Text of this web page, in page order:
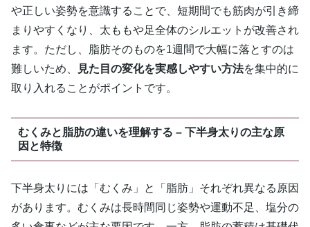
や正しい姿勢を意識することで、短期間でも筋肉が引き締
まりやすくなり、太ももや足全体のシルエットが改善され
ます。ただし、脂肪そのものを1週間で大幅に落とすのは
難しいため、
見た目の変化を実感しやすい方法を集中的に
取り入れることがポイントです。
むくみと脂肪の違いを理解する – 下半身太りの主な原
因と特徴
下半身太りには「むくみ」と「脂肪」それぞれ異なる原因
があります。むくみは長時間同じ姿勢や運動不足、塩分の